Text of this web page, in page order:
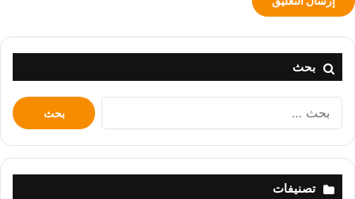
بحث
البحث
عن:
تصنيفات